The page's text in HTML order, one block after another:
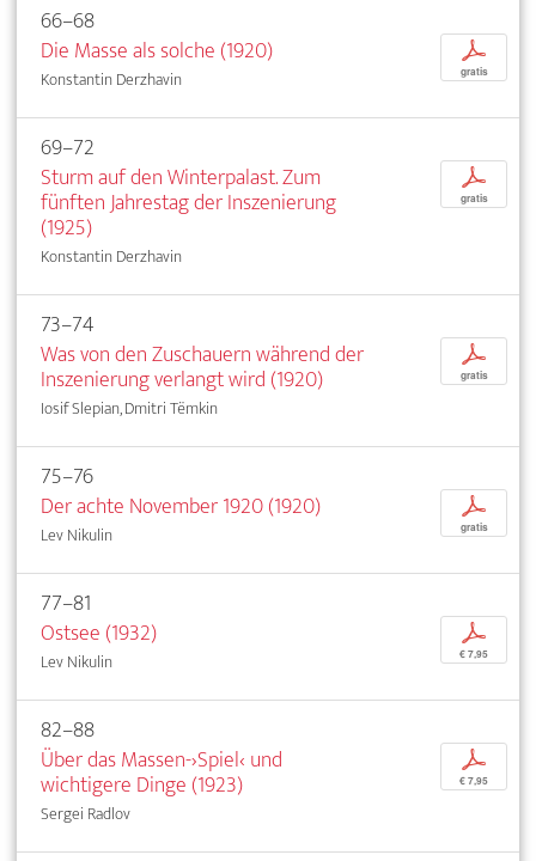
66–68
Die Masse als solche (1920)
Konstantin Derzhavin
p
gratis
69–72
Sturm auf den Winterpalast. Zum
fünften Jahrestag der Inszenierung
(1925)
Konstantin Derzhavin
p
gratis
73–74
Was von den Zuschauern während der
Inszenierung verlangt wird (1920)
Iosif Slepian, Dmitri Tëmkin
p
gratis
75–76
Der achte November 1920 (1920)
Lev Nikulin
p
gratis
77–81
Ostsee (1932)
Lev Nikulin
p
€ 7,95
82–88
Über das Massen-›Spiel‹ und
wichtigere Dinge (1923)
Sergei Radlov
p
€ 7,95